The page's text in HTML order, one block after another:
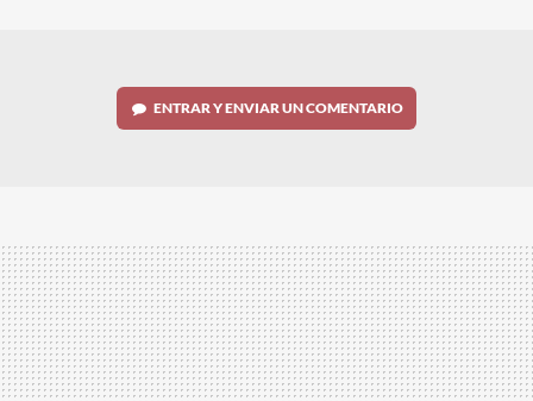
ENTRAR Y ENVIAR UN COMENTARIO